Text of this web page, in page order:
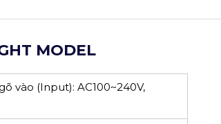
MODEL
vào (Input): AC100~240V,